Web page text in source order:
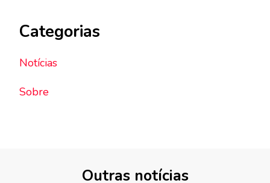
Categorias
Notícias
Sobre
Outras notícias